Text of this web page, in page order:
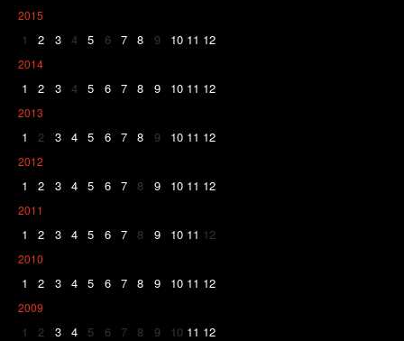
2015
1 2 3 4 5 6 7 8 9 10 11 12
2014
1 2 3 4 5 6 7 8 9 10 11 12
2013
1 2 3 4 5 6 7 8 9 10 11 12
2012
1 2 3 4 5 6 7 8 9 10 11 12
2011
1 2 3 4 5 6 7 8 9 10 11 12
2010
1 2 3 4 5 6 7 8 9 10 11 12
2009
1 2 3 4 5 6 7 8 9 10 11 12